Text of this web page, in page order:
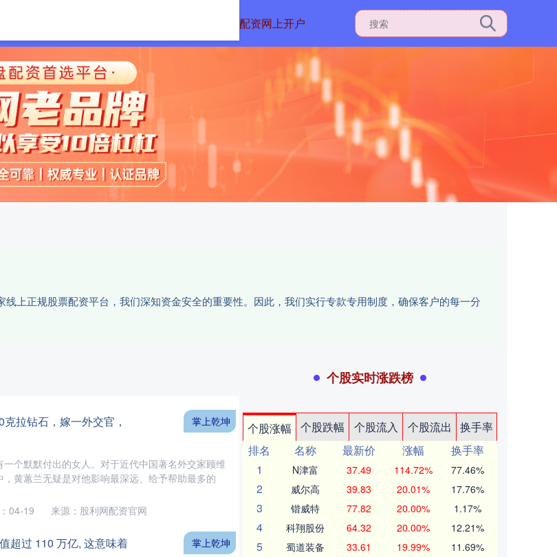
正规配资网上开户
上正规股票配资平台，我们深知资金安全的重要性。因此，我们实行专款专用制度，确保客户的每一分
拉钻石，嫁一外交官，
个默默付出的女人。对于近代中国著名外交家顾维
黄蕙兰无疑是对他影响最深远、给予帮助最多的
掌上乾坤
04-19 来源：股利网配资官网
超过 110 万亿, 这意味着
掌上乾坤
个股实时涨跌榜
个股涨幅 个股跌幅 个股流入 个股流出
换手率
排名
名称 最新价 涨幅
换手率
1
N津富 37.49 114.72% 77.46%
2 威尔高 39.83 20.01% 17.76%
3 锴威特 77.82 20.00% 1.17%
4 科翔股份 64.32 20.00% 12.21%
5 蜀道装备 33.61 19.99% 11.69%